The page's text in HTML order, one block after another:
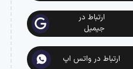
ارتباط در
جیمیل
ارتباط در واتس اپ